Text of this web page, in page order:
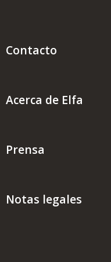
Contacto
Acerca de Elfa
Prensa
Notas legales